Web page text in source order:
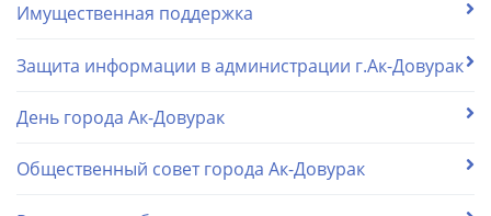
Имущественная поддержка
Защита информации в администрации г.Ак-Довурак
День города Ак-Довурак
Общественный совет города Ак-Довурак